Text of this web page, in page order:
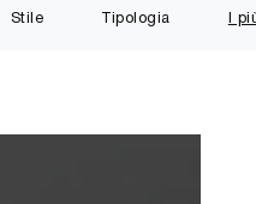
Stile Tipologia I